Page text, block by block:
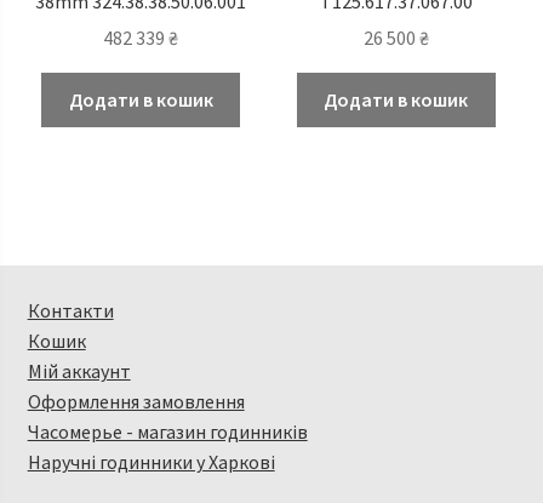
482 339₴
Додати в кошик
26 500 ₴
Додати в кошик
Контакти
Кошик
Мій аккаунт
Оформлення замовлення
Часомерье - магазин годинників
Наручні годинники у Харкові